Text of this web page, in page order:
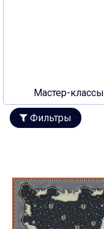
Мастер-классы
Фильтры